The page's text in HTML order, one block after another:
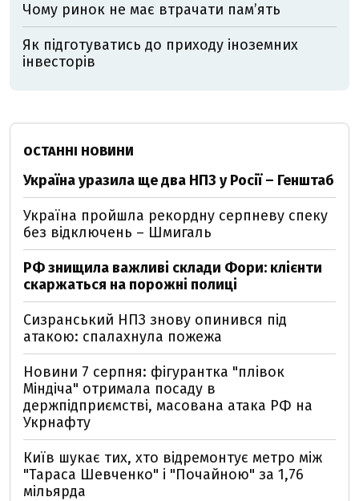
Чому ринок не має втрачати пам’ять
Як підготуватись до приходу іноземних
інвесторів
ОСТАННІ НОВИНИ
Україна уразила ще два НПЗ у Росії – Генштаб
Україна пройшла рекордну серпневу спеку
без відключень – Шмигаль
РФ знищила важливі склади Фори: клієнти
скаржаться на порожні полиці
Сизранський НПЗ знову опинився під
атакою: спалахнула пожежа
Новини 7 серпня: фігурантка "плівок
Міндіча" отримала посаду в
держпідприємстві, масована атака РФ на
Укрнафту
Київ шукає тих, хто відремонтує метро між
"Тараса Шевченко" і "Почайною" за 1,76
мільярда